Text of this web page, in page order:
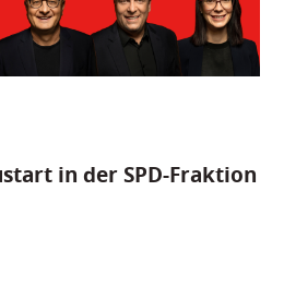
in der SPD-Fraktion